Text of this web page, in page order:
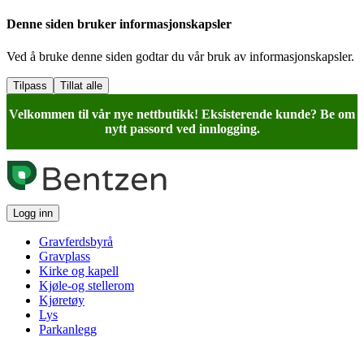
Denne siden bruker informasjonskapsler
Ved å bruke denne siden godtar du vår bruk av informasjonskapsler.
Tilpass Tillat alle
Velkommen til vår nye nettbutikk! Eksisterende kunde? Be om
nytt passord ved innlogging.
Logg inn
Gravferdsbyrå
Gravplass
Kirke og kapell
Kjøle-og stellerom
Kjøretøy
Lys
Parkanlegg